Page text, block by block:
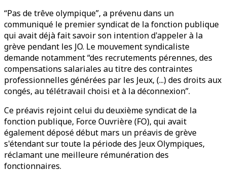
“Pas de trêve olympique”, a prévenu dans un
communiqué le premier syndicat de la fonction publique
qui avait déjà fait savoir son intention d'appeler à la
grève pendant les JO. Le mouvement syndicaliste
demande notamment “des recrutements pérennes, des
compensations salariales au titre des contraintes
professionnelles générées par les Jeux, (...) des droits aux
congés, au télétravail choisi et à la déconnexion”.
Ce préavis rejoint celui du deuxième syndicat de la
fonction publique, Force Ouvrière (FO), qui avait
également déposé début mars un préavis de grève
s'étendant sur toute la période des Jeux Olympiques,
réclamant une meilleure rémunération des
fonctionnaires.